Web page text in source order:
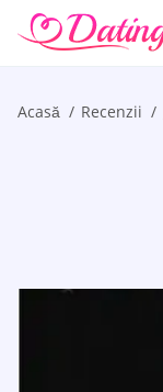
Acasă Recenzii